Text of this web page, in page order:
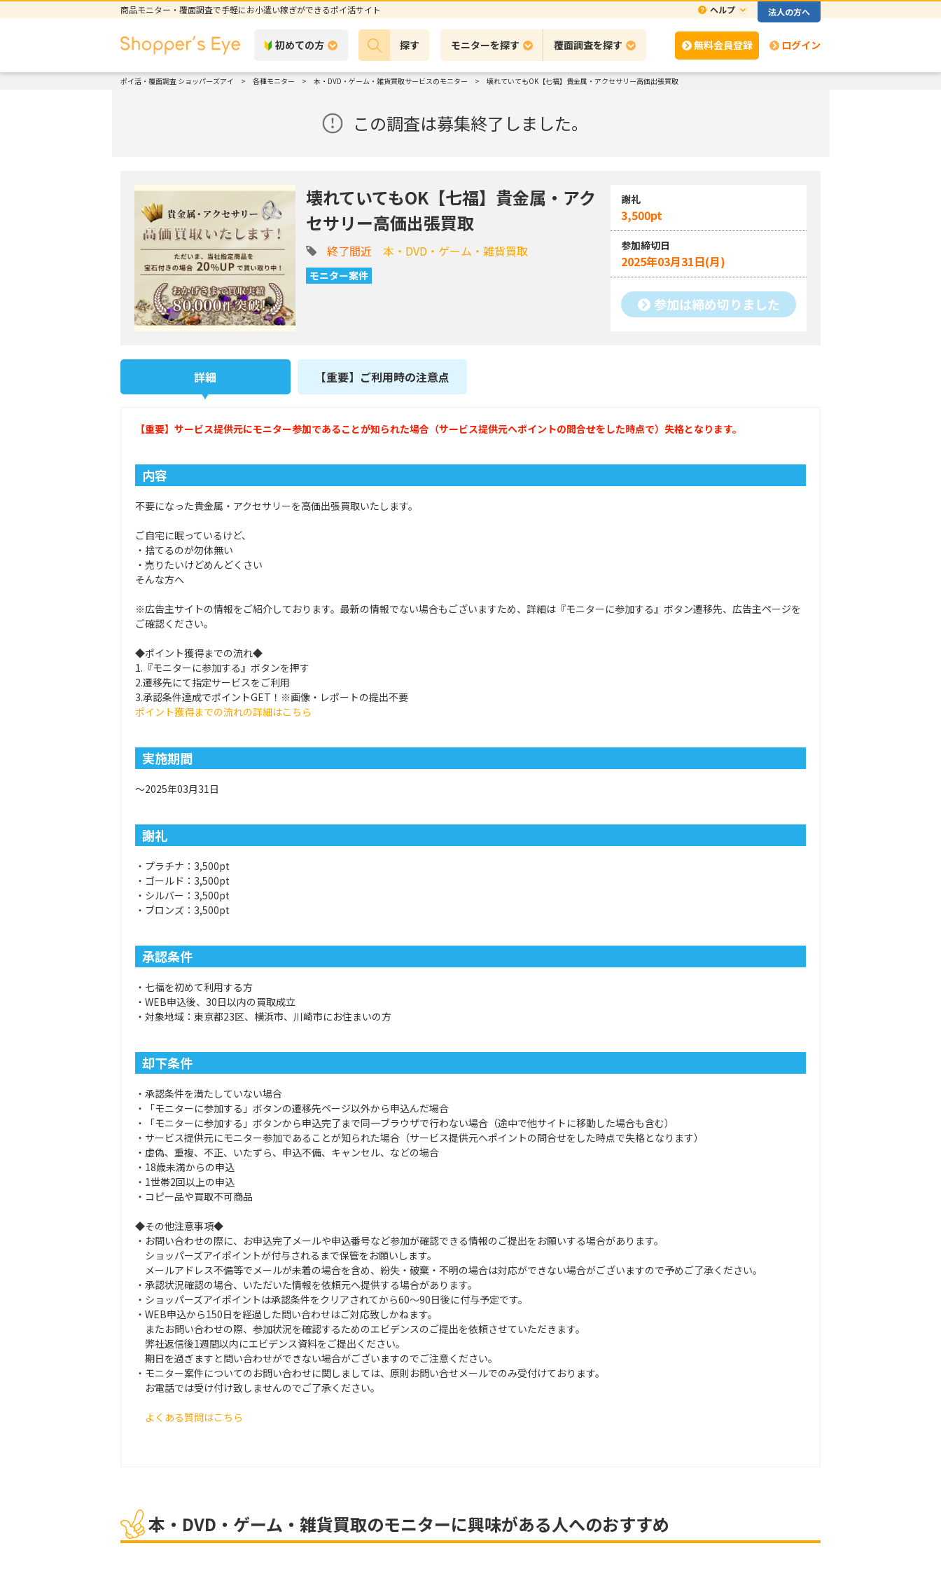
商品モニター・覆面調査で手軽にお小遣い稼ぎができるポイ活サイト ヘルプ 法人の方へ
初めての方 探す モニターを探す 覆面調査を探す 無料会員登録 ログイン
ポイ活・覆面調査 ショッパーズアイ 各種モニター 本・DVD・ゲーム・雑貨買取サービスのモニター 壊れていてもOK【七福】貴金属・アクセサリー高価出張買取
この調査は募集終了しました。
壊れていてもOK【七福】貴金属・アク
セサリー高価出張買取
終了間近 本・DVD・ゲーム・雑貨買取
モニター案件
謝礼
3,500pt
参加締切日
2025年03月31日(月)
参加は締め切りました
詳細 【重要】ご利用時の注意点
【重要】サービス提供元にモニター参加であることが知られた場合（サービス提供元へポイントの問合せをした時点で）失格となります。
内容
不要になった貴金属・アクセサリーを高価出張買取いたします。
ご自宅に眠っているけど、
・捨てるのが勿体無い
・売りたいけどめんどくさい
そんな方へ
※広告主サイトの情報をご紹介しております。最新の情報でない場合もございますため、詳細は『モニターに参加する』ボタン遷移先、広告主ページを
ご確認ください。
◆ポイント獲得までの流れ◆
1.『モニターに参加する』ボタンを押す
2.遷移先にて指定サービスをご利用
3.承認条件達成でポイントGET！※画像・レポートの提出不要
ポイント獲得までの流れの詳細はこちら
実施期間
～2025年03月31日
謝礼
・プラチナ：3,500pt
・ゴールド：3,500pt
・シルバー：3,500pt
・ブロンズ：3,500pt
承認条件
・七福を初めて利用する方
・WEB申込後、30日以内の買取成立
・対象地域：東京都23区、横浜市、川崎市にお住まいの方
却下条件
・承認条件を満たしていない場合
・「モニターに参加する」ボタンの遷移先ページ以外から申込んだ場合
・「モニターに参加する」ボタンから申込完了まで同一ブラウザで行わない場合（途中で他サイトに移動した場合も含む）
・サービス提供元にモニター参加であることが知られた場合（サービス提供元へポイントの問合せをした時点で失格となります）
・虚偽、重複、不正、いたずら、申込不備、キャンセル、などの場合
・18歳未満からの申込
・1世帯2回以上の申込
・コピー品や買取不可商品
◆その他注意事項◆
・お問い合わせの際に、お申込完了メールや申込番号など参加が確認できる情報のご提出をお願いする場合があります。
ショッパーズアイポイントが付与されるまで保管をお願いします。
メールアドレス不備等でメールが未着の場合を含め、紛失・破棄・不明の場合は対応ができない場合がございますので予めご了承ください。
・承認状況確認の場合、いただいた情報を依頼元へ提供する場合があります。
・ショッパーズアイポイントは承認条件をクリアされてから60～90日後に付与予定です。
・WEB申込から150日を経過した問い合わせはご対応致しかねます。
またお問い合わせの際、参加状況を確認するためのエビデンスのご提出を依頼させていただきます。
弊社返信後1週間以内にエビデンス資料をご提出ください。
期日を過ぎますと問い合わせができない場合がございますのでご注意ください。
・モニター案件についてのお問い合わせに関しましては、原則お問い合せメールでのみ受付けております。
お電話では受け付け致しませんのでご了承ください。
よくある質問はこちら
本・DVD・ゲーム・雑貨買取のモニターに興味がある人へのおすすめ